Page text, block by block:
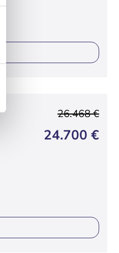
24.700 €
26.468 €